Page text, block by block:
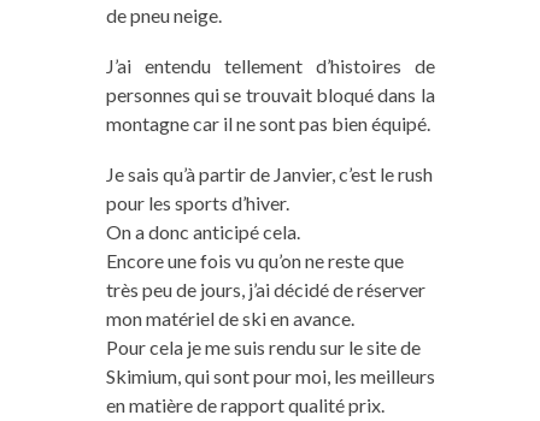
de pneu neige.
J’ai entendu tellement d’histoires de
personnes qui se trouvait bloqué dans la
montagne car il ne sont pas bien équipé.
Je sais qu’à partir de Janvier, c’est le rush
pour les sports d’hiver.
On a donc anticipé cela.
Encore une fois vu qu’on ne reste que
très peu de jours, j’ai décidé de réserver
mon matériel de ski en avance.
Pour cela je me suis rendu sur le site de
Skimium, qui sont pour moi, les meilleurs
en matière de rapport qualité prix.